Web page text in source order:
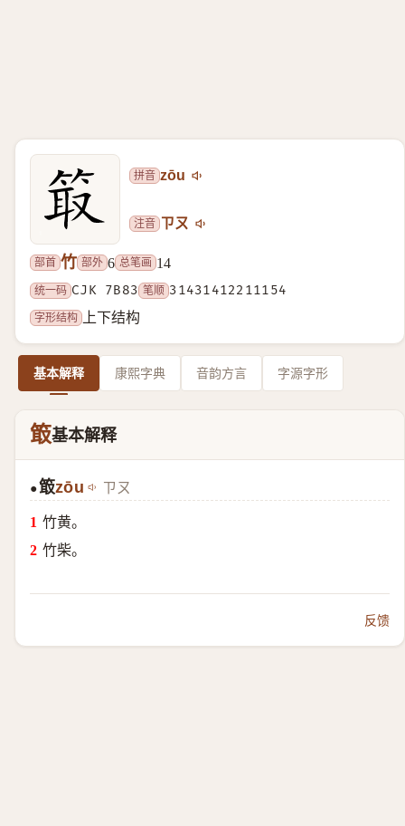
拼音 zōu
注音 ㄗㄡ
部首 竹 部外 6 总笔画 14
统一码 CJK 7B83 笔顺 31431412211154
字形结构
上下结构
基本解释 康熙字典 音韵方言 字源字形
箃基本解释
●箃zōu ㄗㄡ
竹黄。
竹柴。
反馈